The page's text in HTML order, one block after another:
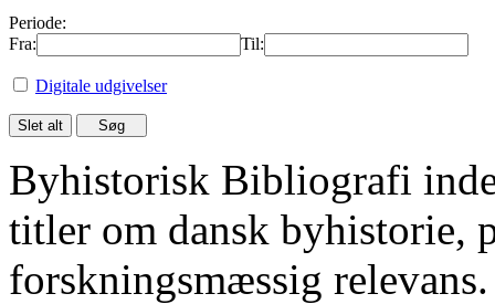
Periode:
Fra:
Til:
Digitale udgivelser
Byhistorisk Bibliografi
titler om dansk byhistorie,
forskningsmæssig relevans.